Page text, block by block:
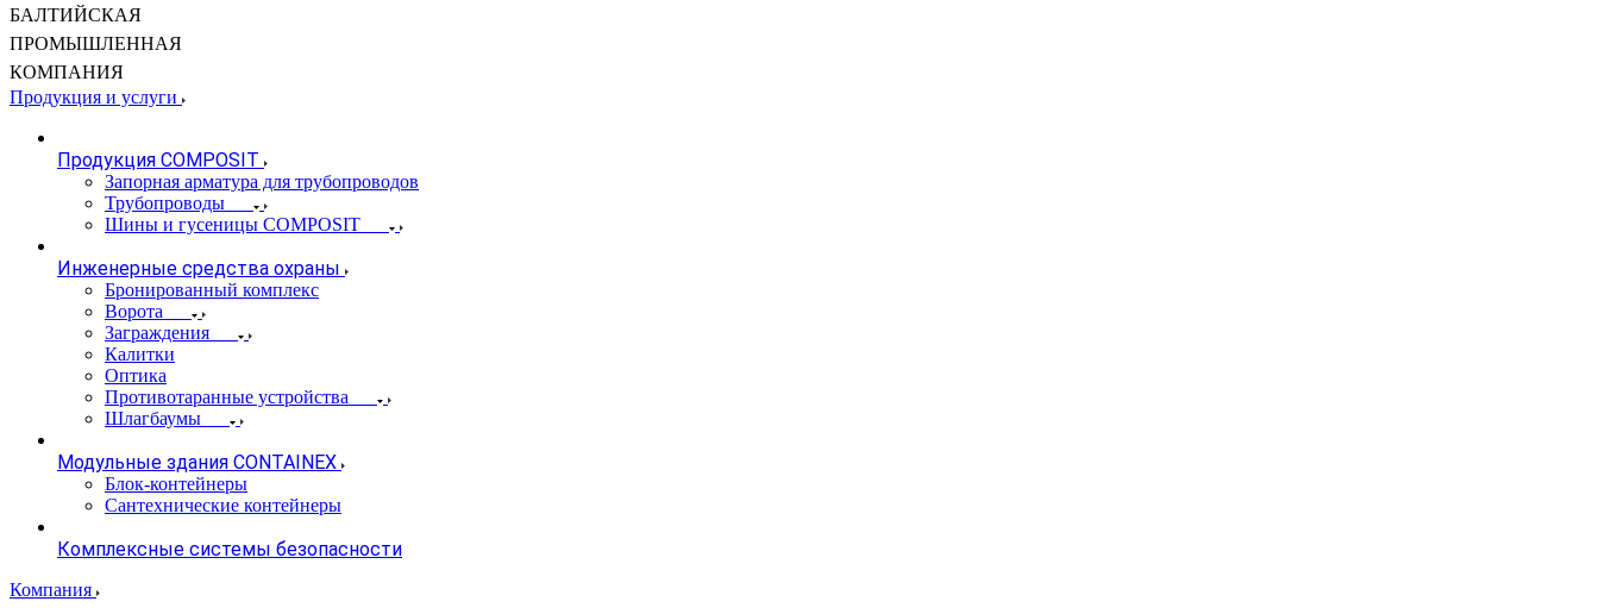
БАЛТИЙСКАЯ
ПРОМЫШЛЕННАЯ
КОМПАНИЯ
Продукция и услуги
Продукция COMPOSIT
Запорная арматура для трубопроводов
Трубопроводы
Шины и гусеницы COMPOSIT
Инженерные средства охраны
Бронированный комплекс
Ворота
Заграждения
Калитки
Оптика
Противотаранные устройства
Шлагбаумы
Модульные здания CONTAINEX
Блок-контейнеры
Сантехнические контейнеры
Комплексные системы безопасности
Компания